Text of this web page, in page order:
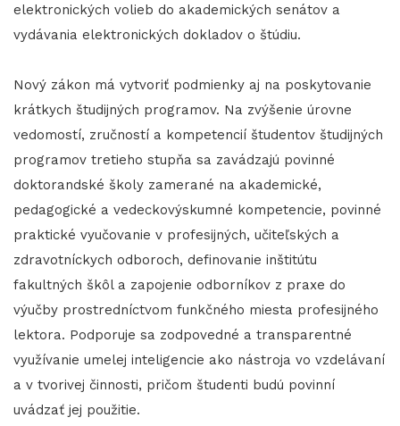
elektronických volieb do akademických senátov a
vydávania elektronických dokladov o štúdiu.
Nový zákon má vytvoriť podmienky aj na poskytovanie
krátkych študijných programov. Na zvýšenie úrovne
vedomostí, zručností a kompetencií študentov študijných
programov tretieho stupňa sa zavádzajú povinné
doktorandské školy zamerané na akademické,
pedagogické a vedeckovýskumné kompetencie, povinné
praktické vyučovanie v profesijných, učiteľských a
zdravotníckych odboroch, definovanie inštitútu
fakultných škôl a zapojenie odborníkov z praxe do
výučby prostredníctvom funkčného miesta profesijného
lektora. Podporuje sa zodpovedné a transparentné
využívanie umelej inteligencie ako nástroja vo vzdelávaní
a v tvorivej činnosti, pričom študenti budú povinní
uvádzať jej použitie.